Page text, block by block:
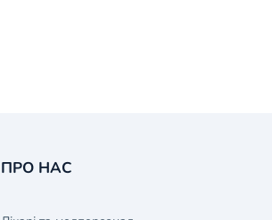
ПРО НАС